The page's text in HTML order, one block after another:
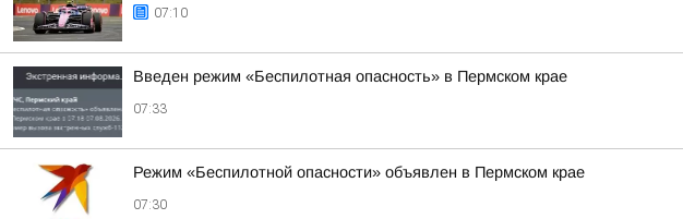
07:10
Введен режим «Беспилотная опасность» в Пермском крае
07:33
Режим «Беспилотной опасности» объявлен в Пермском крае
07:30